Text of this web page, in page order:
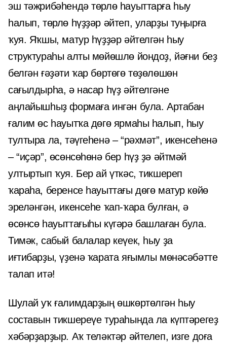
эш тәжрибәһендә төрлө һауыттарға һыу
һалып, төрлө һүҙҙәр әйтеп, уларҙы туңырға
ҡуя. Яҡшы, матур һүҙҙәр әйтелгән һыу
структураһы алты мөйөшлө йондоҙ, йәғни беҙ
белгән ғәҙәти ҡар бөртөгө төҙөлөшөн
сағылдырһа, ә насар һүҙ әйтелгәне
аңлайышһыҙ формаға ингән була. Артабан
ғалим өс һауытҡа дөгө ярмаһы һалып, һыу
тултыра ла, тәүгеһенә – “рәхмәт”, икенсеһенә
– “иҫәр”, өсөнсөһөнә бер һүҙ ҙә әйтмәй
ултыртып ҡуя. Бер ай үткәс, тикшереп
ҡараһа, беренсе һауыттағы дөгө матур көйө
эреләнгән, икенсеһе ҡап-ҡара булған, ә
өсөнсө һауыттағыһы күгәрә башлаған була.
Тимәк, сабый балалар кеүек, һыу ҙа
иғтибарҙы, үҙенә ҡарата яғымлы мөнәсәбәтте
талап итә!
Шулай уҡ ғалимдарҙың өшкөртөлгән һыу
составын тикшереүе тураһында ла күптәрегеҙ
хәбәрҙарҙыр. Аҡ теләктәр әйтелеп, изге доға